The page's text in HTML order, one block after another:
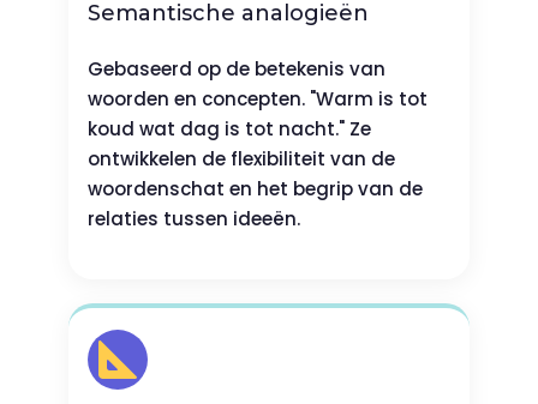
Semantische analogieën
Gebaseerd op de betekenis van
woorden en concepten. "Warm is tot
koud wat dag is tot nacht." Ze
ontwikkelen de flexibiliteit van de
woordenschat en het begrip van de
relaties tussen ideeën.